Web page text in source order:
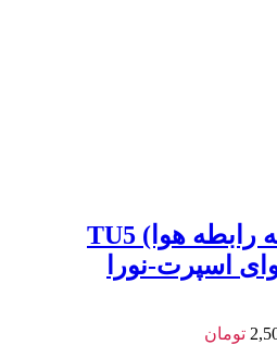
کیت مکش (لوله رابطه هوا) TU5
اسپرت-نورا
تومان